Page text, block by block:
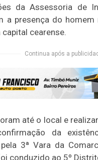
da Assessoria de
a presença do
capital cearense.
Continua após a
até o local e
da
3ª Vara da
conduzido ao 5º